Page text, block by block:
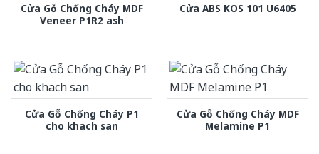
Cửa Gỗ Chống Cháy MDF
Veneer P1R2 ash
Cửa ABS KOS 101 U6405
Cửa Gỗ Chống Cháy P1
cho khach san
Cửa Gỗ Chống Cháy MDF
Melamine P1